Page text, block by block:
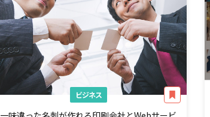
ビジネス